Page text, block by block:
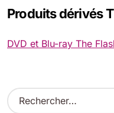
Produits dérivés
DVD et Blu-ray The
R
e